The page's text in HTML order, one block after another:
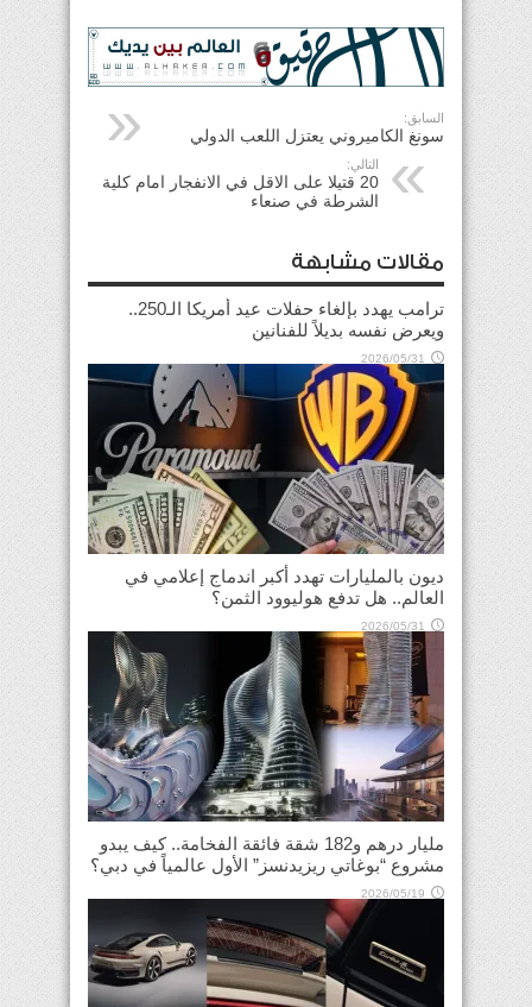
السابق:
سونغ الكاميروني يعتزل اللعب الدولي
التالي:
20 قتيلا على الاقل في الانفجار امام كلية
الشرطة في صنعاء
مقالات مشابهة
ترامب يهدد بإلغاء حفلات عيد أمريكا الـ250..
ويعرض نفسه بديلاً للفنانين
2026/05/31
ديون بالمليارات تهدد أكبر اندماج إعلامي في
العالم.. هل تدفع هوليوود الثمن؟
2026/05/31
مليار درهم و182 شقة فائقة الفخامة.. كيف يبدو
مشروع “بوغاتي ريزيدنسز” الأول عالمياً في دبي؟
2026/05/19